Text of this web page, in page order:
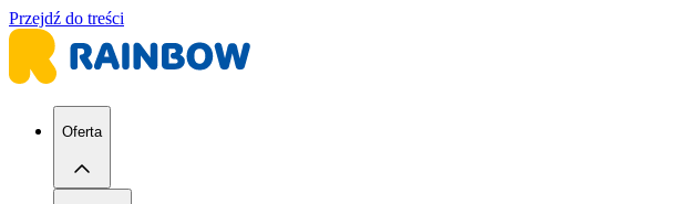
Przejdź do treści
Oferta